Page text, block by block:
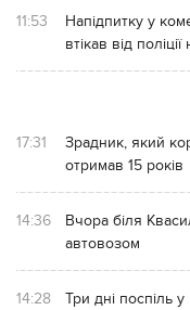
11:53
Напідпитку у
втікав від
17:31
Зрадник, який
отримав 15 років
14:36
Вчора біля
автовозом
14:28
Три дні поспіль